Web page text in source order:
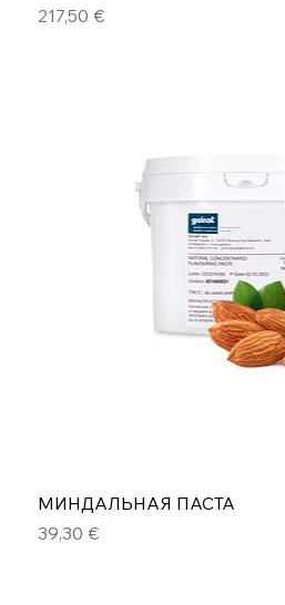
Цена
217,50 €
МИНДАЛЬНАЯ ПАСТА
Цена
39,30 €